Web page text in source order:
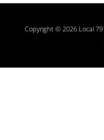
Copyright © 2026 Local